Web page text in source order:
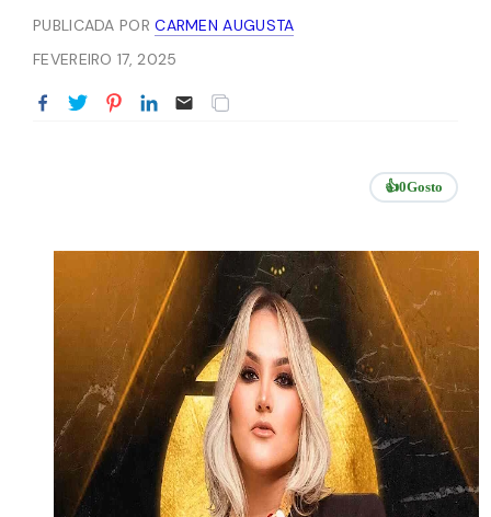
PUBLICADA PORCARMEN AUGUSTA
FEVEREIRO 17, 2025
👍0Gosto